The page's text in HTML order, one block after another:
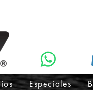
Especiales